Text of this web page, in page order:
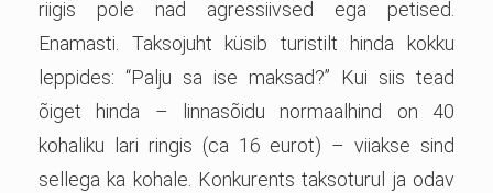
riigis pole nad agressiivsed ega petised.
Enamasti. Taksojuht küsib turistilt hinda kokku
leppides: “Palju sa ise maksad?” Kui siis tead
õiget hinda – linnasõidu normaalhind on 40
kohaliku lari ringis (ca 16 eurot) – viiakse sind
sellega ka kohale. Konkurents taksoturul ja odav